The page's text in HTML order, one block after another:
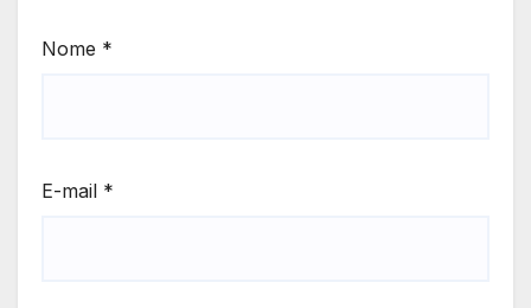
Nome *
E-mail *